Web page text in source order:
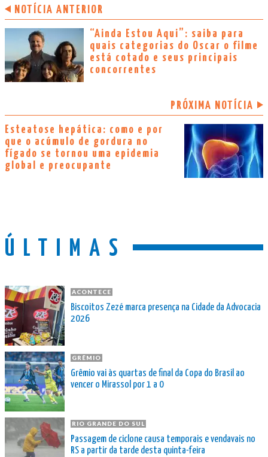
NOTÍCIA ANTERIOR
“Ainda Estou Aqui”: saiba para
quais categorias do Oscar o filme
está cotado e seus principais
concorrentes
PRÓXIMA NOTÍCIA
Esteatose hepática: como e por
que o acúmulo de gordura no
fígado se tornou uma epidemia
global e preocupante
ÚLTIMAS
ACONTECE
Biscoitos Zezé marca presença na Cidade da Advocacia
2026
GRÊMIO
Grêmio vai às quartas de final da Copa do Brasil ao
vencer o Mirassol por 1 a 0
RIO GRANDE DO SUL
Passagem de ciclone causa temporais e vendavais no
RS a partir da tarde desta quinta-feira